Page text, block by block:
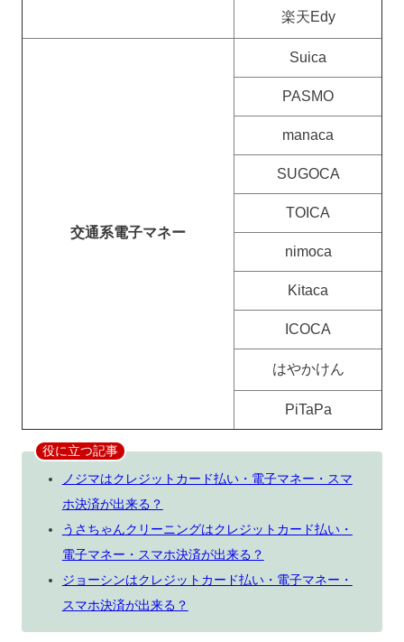
楽天Edy
交通系電子マネー
Suica
PASMO
manaca
SUGOCA
TOICA
nimoca
Kitaca
ICOCA
はやかけん
PiTaPa
役に立つ記事
ノジマはクレジットカード払い・電子マネー・スマ
ホ決済が出来る？
うさちゃんクリーニングはクレジットカード払い・
電子マネー・スマホ決済が出来る？
ジョーシンはクレジットカード払い・電子マネー・
スマホ決済が出来る？